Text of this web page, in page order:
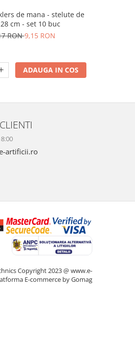
de mana - stelute de
cm - set 10 buc
RON9,15 RON
ADAUGA IN COS
artificii.ro
Copyright 2023 @ www.e-
E-commerce by Gomag